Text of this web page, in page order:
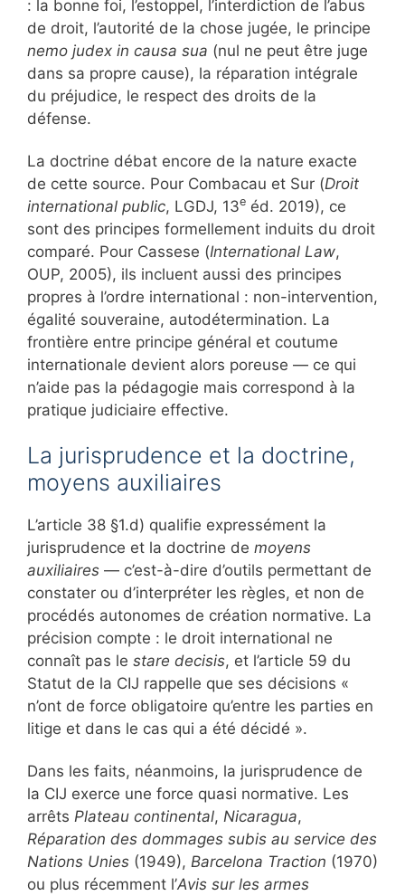
: la bonne foi, l’estoppel, l’interdiction de l’abus
de droit, l’autorité de la chose jugée, le principe
nemo judex in causa sua (nul ne peut être juge
dans sa propre cause), la réparation intégrale
du préjudice, le respect des droits de la
défense.
La doctrine débat encore de la nature exacte
de cette source. Pour Combacau et Sur (Droit
international public, LGDJ, 13e éd. 2019), ce
sont des principes formellement induits du droit
comparé. Pour Cassese (International Law,
OUP, 2005), ils incluent aussi des principes
propres à l’ordre international : non-intervention,
égalité souveraine, autodétermination. La
frontière entre principe général et coutume
internationale devient alors poreuse — ce qui
n’aide pas la pédagogie mais correspond à la
pratique judiciaire effective.
La jurisprudence et la doctrine,
moyens auxiliaires
L’article 38 §1.d) qualifie expressément la
jurisprudence et la doctrine de moyens
auxiliaires — c’est-à-dire d’outils permettant de
constater ou d’interpréter les règles, et non de
procédés autonomes de création normative. La
précision compte : le droit international ne
connaît pas le stare decisis, et l’article 59 du
Statut de la CIJ rappelle que ses décisions «
n’ont de force obligatoire qu’entre les parties en
litige et dans le cas qui a été décidé ».
Dans les faits, néanmoins, la jurisprudence de
la CIJ exerce une force quasi normative. Les
arrêts Plateau continental, Nicaragua,
Réparation des dommages subis au service des
Nations Unies (1949), Barcelona Traction (1970)
ou plus récemment l’Avis sur les armes